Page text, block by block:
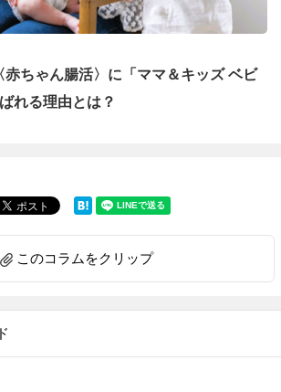
赤ちゃん腸活〉に「ママ＆キッズ ベビ
れる理由とは？
このコラムをクリップ